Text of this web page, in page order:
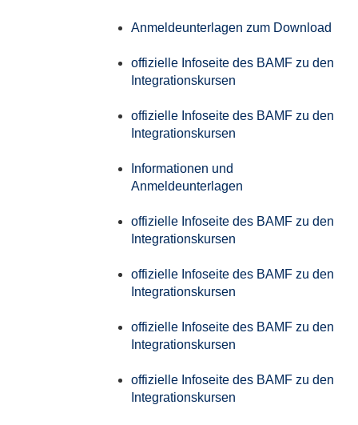
Anmeldeunterlagen zum Download
offizielle Infoseite des BAMF zu den
Integrationskursen
offizielle Infoseite des BAMF zu den
Integrationskursen
Informationen und
Anmeldeunterlagen
offizielle Infoseite des BAMF zu den
Integrationskursen
offizielle Infoseite des BAMF zu den
Integrationskursen
offizielle Infoseite des BAMF zu den
Integrationskursen
offizielle Infoseite des BAMF zu den
Integrationskursen